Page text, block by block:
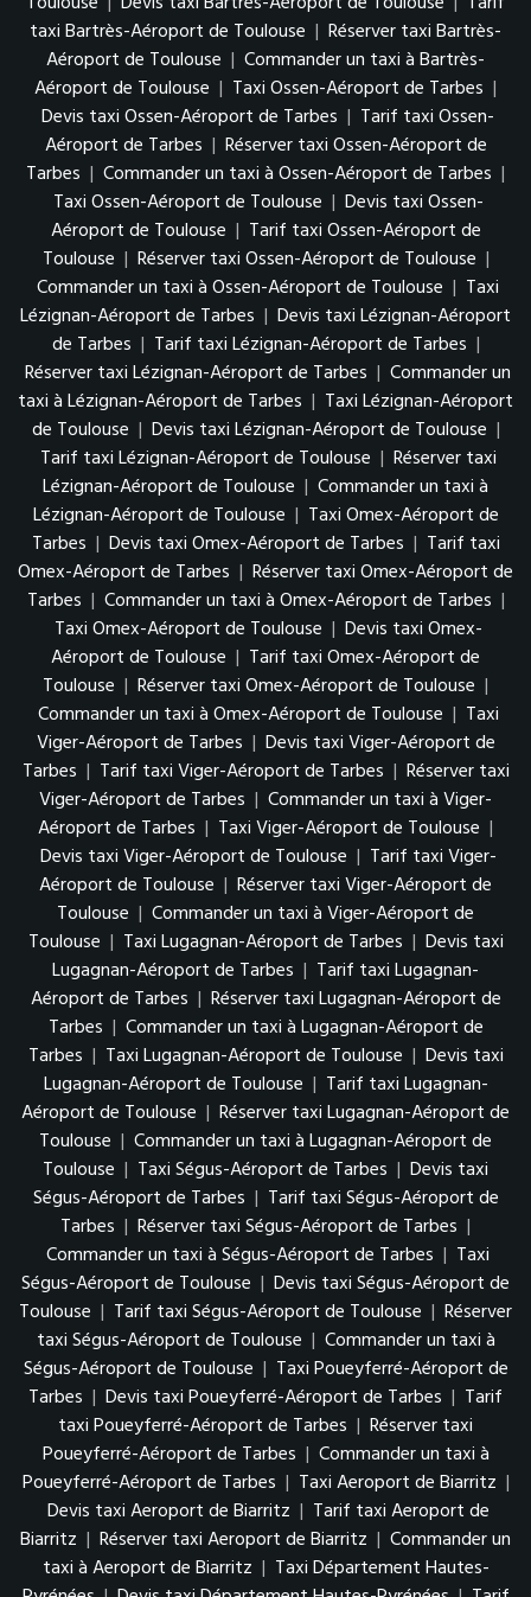
taxi Bartrès-Aéroport de Toulouse | Réserver taxi Bartrès-
Aéroport de Toulouse | Commander un taxi à Bartrès-
Aéroport de Toulouse | Taxi Ossen-Aéroport de Tarbes |
Devis taxi Ossen-Aéroport de Tarbes | Tarif taxi Ossen-
Aéroport de Tarbes | Réserver taxi Ossen-Aéroport de
Tarbes | Commander un taxi à Ossen-Aéroport de Tarbes |
Taxi Ossen-Aéroport de Toulouse | Devis taxi Ossen-
Aéroport de Toulouse | Tarif taxi Ossen-Aéroport de
Toulouse | Réserver taxi Ossen-Aéroport de Toulouse |
Commander un taxi à Ossen-Aéroport de Toulouse | Taxi
Lézignan-Aéroport de Tarbes | Devis taxi Lézignan-Aéroport
de Tarbes | Tarif taxi Lézignan-Aéroport de Tarbes |
Réserver taxi Lézignan-Aéroport de Tarbes | Commander un
taxi à Lézignan-Aéroport de Tarbes | Taxi Lézignan-Aéroport
de Toulouse | Devis taxi Lézignan-Aéroport de Toulouse |
Tarif taxi Lézignan-Aéroport de Toulouse | Réserver taxi
Lézignan-Aéroport de Toulouse | Commander un taxi à
Lézignan-Aéroport de Toulouse | Taxi Omex-Aéroport de
Tarbes | Devis taxi Omex-Aéroport de Tarbes | Tarif taxi
Omex-Aéroport de Tarbes | Réserver taxi Omex-Aéroport de
Tarbes | Commander un taxi à Omex-Aéroport de Tarbes |
Taxi Omex-Aéroport de Toulouse | Devis taxi Omex-
Aéroport de Toulouse | Tarif taxi Omex-Aéroport de
Toulouse | Réserver taxi Omex-Aéroport de Toulouse |
Commander un taxi à Omex-Aéroport de Toulouse | Taxi
Viger-Aéroport de Tarbes | Devis taxi Viger-Aéroport de
Tarbes | Tarif taxi Viger-Aéroport de Tarbes | Réserver taxi
Viger-Aéroport de Tarbes | Commander un taxi à Viger-
Aéroport de Tarbes | Taxi Viger-Aéroport de Toulouse |
Devis taxi Viger-Aéroport de Toulouse | Tarif taxi Viger-
Aéroport de Toulouse | Réserver taxi Viger-Aéroport de
Toulouse | Commander un taxi à Viger-Aéroport de
Toulouse | Taxi Lugagnan-Aéroport de Tarbes | Devis taxi
Lugagnan-Aéroport de Tarbes | Tarif taxi Lugagnan-
Aéroport de Tarbes | Réserver taxi Lugagnan-Aéroport de
Tarbes | Commander un taxi à Lugagnan-Aéroport de
Tarbes | Taxi Lugagnan-Aéroport de Toulouse | Devis taxi
Lugagnan-Aéroport de Toulouse | Tarif taxi Lugagnan-
Aéroport de Toulouse | Réserver taxi Lugagnan-Aéroport de
Toulouse | Commander un taxi à Lugagnan-Aéroport de
Toulouse | Taxi Ségus-Aéroport de Tarbes | Devis taxi
Ségus-Aéroport de Tarbes | Tarif taxi Ségus-Aéroport de
Tarbes | Réserver taxi Ségus-Aéroport de Tarbes |
Commander un taxi à Ségus-Aéroport de Tarbes | Taxi
Ségus-Aéroport de Toulouse | Devis taxi Ségus-Aéroport de
Toulouse | Tarif taxi Ségus-Aéroport de Toulouse | Réserver
taxi Ségus-Aéroport de Toulouse | Commander un taxi à
Ségus-Aéroport de Toulouse | Taxi Poueyferré-Aéroport de
Tarbes | Devis taxi Poueyferré-Aéroport de Tarbes | Tarif
taxi Poueyferré-Aéroport de Tarbes | Réserver taxi
Poueyferré-Aéroport de Tarbes | Commander un taxi à
Poueyferré-Aéroport de Tarbes | Taxi Aeroport de Biarritz |
Devis taxi Aeroport de Biarritz | Tarif taxi Aeroport de
Biarritz | Réserver taxi Aeroport de Biarritz | Commander un
taxi à Aeroport de Biarritz | Taxi Département Hautes-